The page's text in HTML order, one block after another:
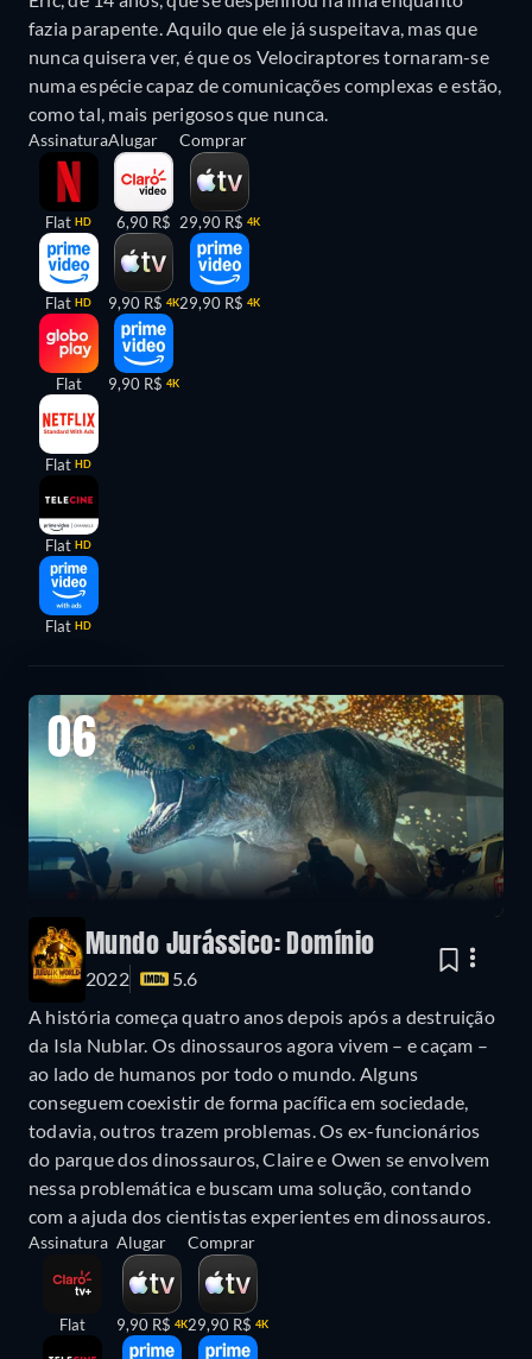
fazia parapente. Aquilo que ele já suspeitava, mas que
nunca quisera ver, é que os Velociraptores tornaram-se
numa espécie capaz de comunicações complexas e estão,
como tal, mais perigosos que nunca.
Assinatura
Flat HD
Flat HD
Flat
Flat HD
Flat HD
Flat HD
Alugar
6,90 R$
9,90 R$ 4K
9,90 R$ 4K
Comprar
29,90 R$ 4K
29,90 R$ 4K
06
Mundo Jurássico: Domínio
2022
5.6
A história começa quatro anos depois após a destruição
da Isla Nublar. Os dinossauros agora vivem – e caçam –
ao lado de humanos por todo o mundo. Alguns
conseguem coexistir de forma pacífica em sociedade,
todavia, outros trazem problemas. Os ex-funcionários
do parque dos dinossauros, Claire e Owen se envolvem
nessa problemática e buscam uma solução, contando
com a ajuda dos cientistas experientes em dinossauros.
Assinatura
Flat
Alugar
9,90 R$ 4K
Comprar
29,90 R$ 4K